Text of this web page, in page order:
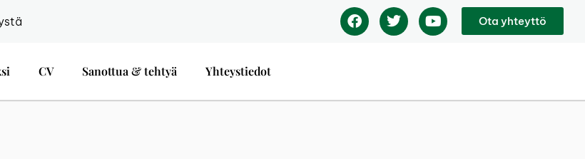
Ota yhteyttö
CV Sanottua & tehtyä Yhteystiedot